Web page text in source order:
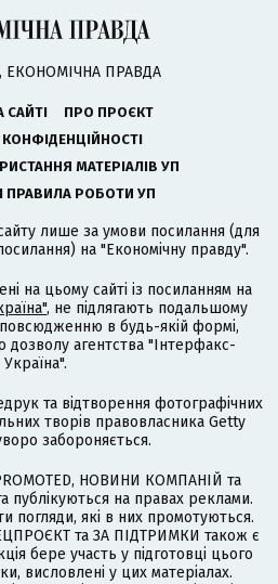
ЕКОНОМІЧНА ПРАВДА
САЙТІ
ПРО ПРОЄКТ
МАТЕРІАЛІВ УП
ПРАВИЛА РОБОТИ УП
лише за умови посилання (для
на "Економічну правду".
на цьому сайті із посиланням на
, не підлягають подальшому
в будь-якій формі,
дозволу агентства "Інтерфакс-
Україна".
та відтворення фотографічних
творів правовласника Getty
забороняється.
НОВИНИ КОМПАНІЙ та
на правах реклами.
погляди, які в них промотуються.
та ЗА ПІДТРИМКИ також є
бере участь у підготовці цього
висловлені у цих матеріалах.